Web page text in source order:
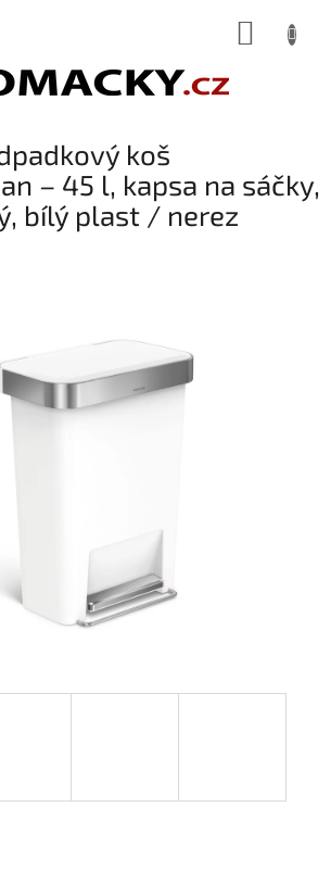
koš
– 45 l, kapsa na sáčky,
bílý plast / nerez